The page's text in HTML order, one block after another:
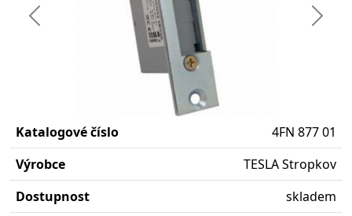
Předchozí Další
Katalogové číslo
4FN 877 01
Výrobce
TESLA Stropkov
Dostupnost
skladem